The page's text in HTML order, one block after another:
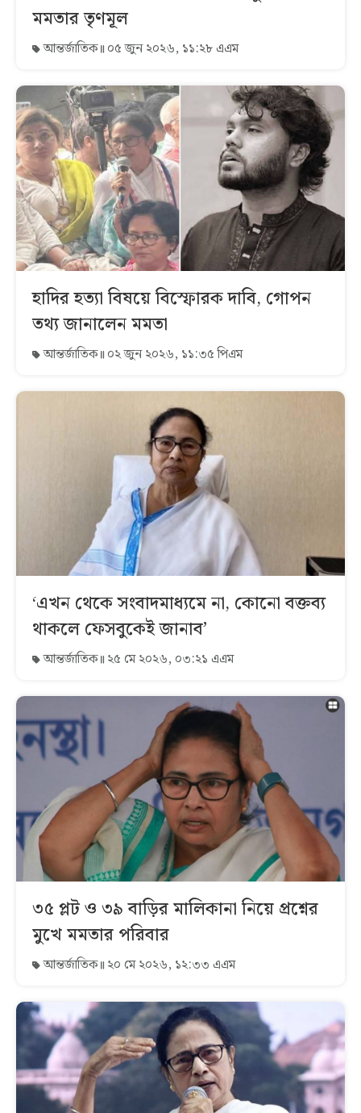
মমতার তৃণমূল
আন্তর্জাতিক ০৫ জুন ২০২৬, ১১:২৮ এএম
হাদির হত্যা বিষয়ে বিস্ফোরক দাবি, গোপন
তথ্য জানালেন মমতা
আন্তর্জাতিক ০২ জুন ২০২৬, ১১:৩৫ পিএম
‘এখন থেকে সংবাদমাধ্যমে না, কোনো বক্তব্য
থাকলে ফেসবুকেই জানাব’
আন্তর্জাতিক ২৫ মে ২০২৬, ০৩:২১ এএম
৩৫ প্লট ও ৩৯ বাড়ির মালিকানা নিয়ে প্রশ্নের
মুখে মমতার পরিবার
আন্তর্জাতিক ২০ মে ২০২৬, ১২:৩৩ এএম